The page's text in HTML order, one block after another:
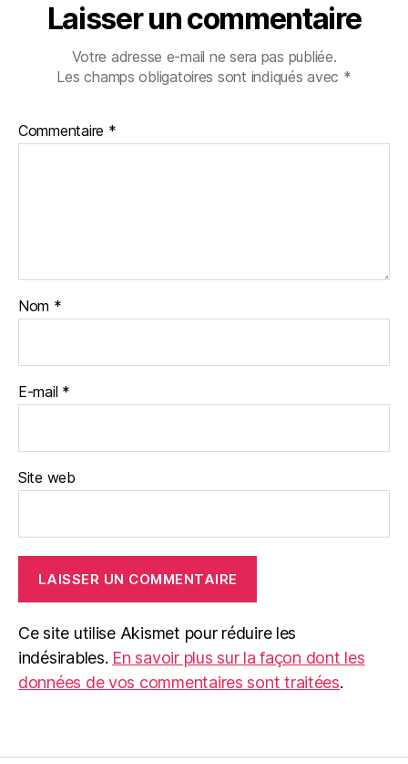
Laisser un commentaire
Votre adresse e-mail ne sera pas publiée.
Les champs obligatoires sont indiqués avec *
Commentaire *
Nom *
E-mail *
Site web
Ce site utilise Akismet pour réduire les
indésirables. En savoir plus sur la façon dont les
données de vos commentaires sont traitées.